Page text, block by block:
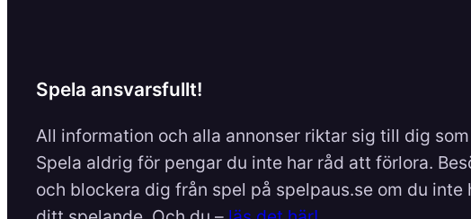
Spela ansvarsfullt!
All information och alla annonser riktar sig till dig
Spela aldrig för pengar du inte har råd att förlora.
och blockera dig från spel på spelpaus.se om du inte